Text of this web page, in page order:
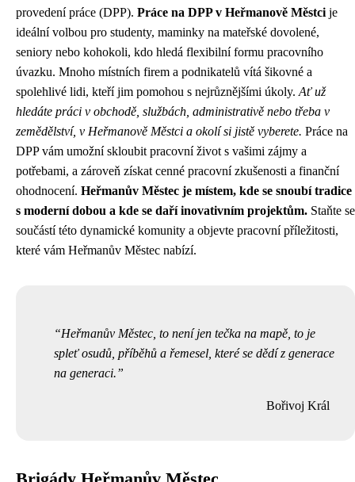
provedení práce (DPP). Práce na DPP v Heřmanově Městci je
ideální volbou pro studenty, maminky na mateřské dovolené,
seniory nebo kohokoli, kdo hledá flexibilní formu pracovního
úvazku. Mnoho místních firem a podnikatelů vítá šikovné a
spolehlivé lidi, kteří jim pomohou s nejrůznějšími úkoly. Ať už
hledáte práci v obchodě, službách, administrativě nebo třeba v
zemědělství, v Heřmanově Městci a okolí si jistě vyberete. Práce na
DPP vám umožní skloubit pracovní život s vašimi zájmy a
potřebami, a zároveň získat cenné pracovní zkušenosti a finanční
ohodnocení. Heřmanův Městec je místem, kde se snoubí tradice
s moderní dobou a kde se daří inovativním projektům. Staňte se
součástí této dynamické komunity a objevte pracovní příležitosti,
které vám Heřmanův Městec nabízí.
Heřmanův Městec, to není jen tečka na mapě, to je
spleť osudů, příběhů a řemesel, které se dědí z generace
na generaci.
Bořivoj Král